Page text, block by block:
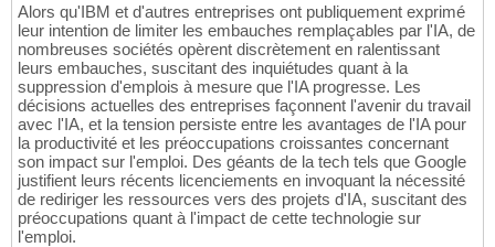
Alors qu'IBM et d'autres entreprises ont publiquement exprimé
leur intention de limiter les embauches remplaçables par l'IA, de
nombreuses sociétés opèrent discrètement en ralentissant
leurs embauches, suscitant des inquiétudes quant à la
suppression d'emplois à mesure que l'IA progresse. Les
décisions actuelles des entreprises façonnent l'avenir du travail
avec l'IA, et la tension persiste entre les avantages de l'IA pour
la productivité et les préoccupations croissantes concernant
son impact sur l'emploi. Des géants de la tech tels que Google
justifient leurs récents licenciements en invoquant la nécessité
de rediriger les ressources vers des projets d'IA, suscitant des
préoccupations quant à l'impact de cette technologie sur
l'emploi.